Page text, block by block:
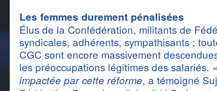
Les femmes durement pénalisées
Élus de la Confédération, militants de
syndicales, adhérents, sympathisants :
CGC sont encore massivement
les préoccupations légitimes des salariés.
impactée par cette réforme, a témoigné